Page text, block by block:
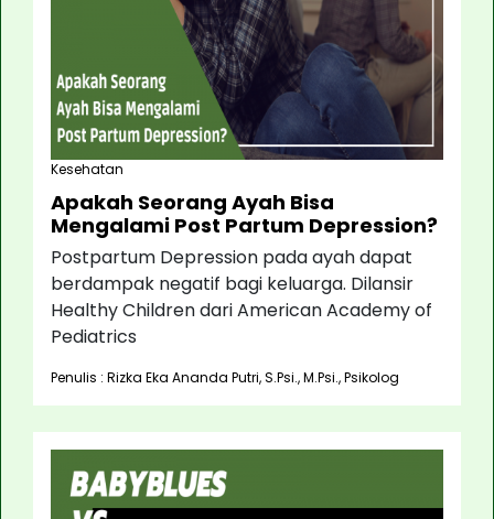
Kesehatan
Apakah Seorang Ayah Bisa
Mengalami Post Partum Depression?
Postpartum Depression pada ayah dapat
berdampak negatif bagi keluarga. Dilansir
Healthy Children dari American Academy of
Pediatrics
Penulis : Rizka Eka Ananda Putri, S.Psi., M.Psi., Psikolog